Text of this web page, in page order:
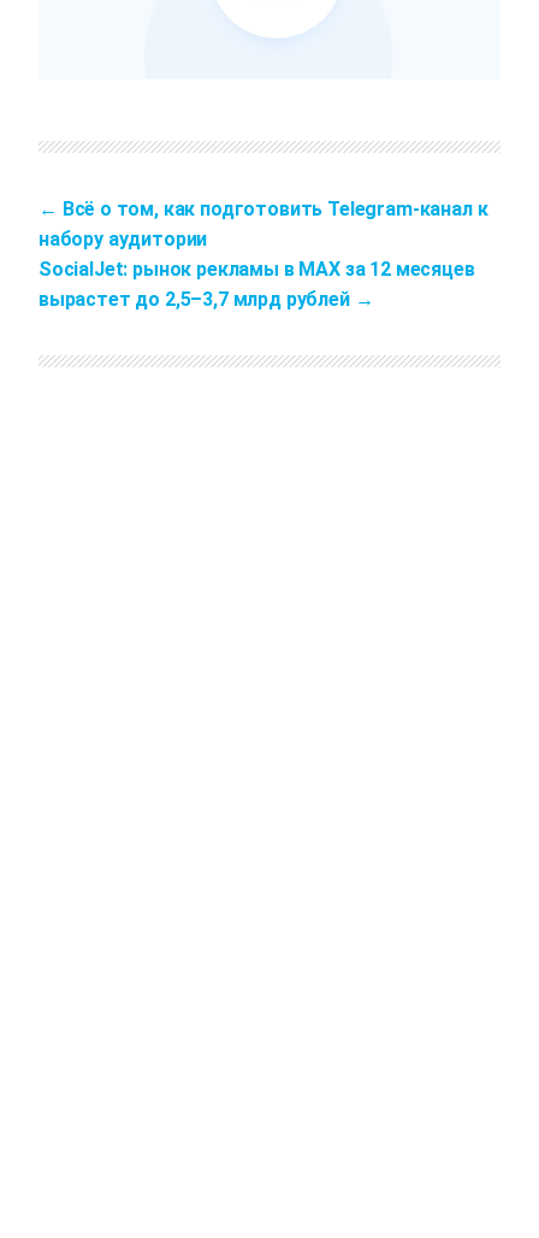
Всё о том, как подготовить Telegram-канал к
набору аудитории
SocialJet: рынок рекламы в MAX за 12 месяцев
вырастет до 2,5–3,7 млрд рублей